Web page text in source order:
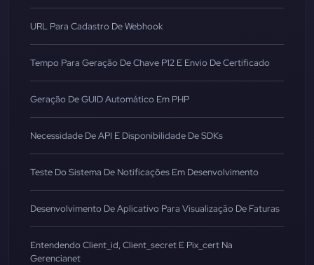
URL Para Cadastro De Webhook
Tempo Para Geração De Chave P12 E Envio De Certificado
Geração De GUID Automático Em PHP
Necessidade De API E Disponibilidade De SDKs
Teste Do Sistema De Notificações Em Desenvolvimento
Desenvolvimento De Aplicativo Para Visualização De Faturas
Entendendo Client_id, Client_secret E Pix_cert Na
Gerencianet